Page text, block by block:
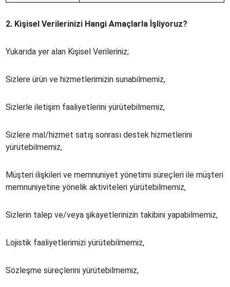
2. Kişisel Verilerinizi Hangi Amaçlarla İşliyoruz?
Yukarıda yer alan Kişisel Verileriniz;
Sizlere ürün ve hizmetlerimizin sunabilmemiz,
Sizlerle iletişim faaliyetlerini yürütebilmemiz,
Sizlere mal/hizmet satış sonrası destek hizmetlerini
yürütebilmemiz,
Müşteri ilişkileri ve memnuniyet yönetimi süreçleri ile müşteri
memnuniyetine yönelik aktiviteleri yürütebilmemiz,
Sizlerin talep ve/veya şikayetlerinizin takibini yapabilmemiz,
Lojistik faaliyetlerimizi yürütebilmemiz,
Sözleşme süreçlerini yürütebilmemiz,